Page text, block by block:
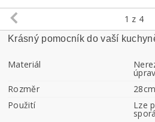
1 z 4
Krásný pomocník do vaší
Materiál
Rozměr
28cm
Použití
Lze